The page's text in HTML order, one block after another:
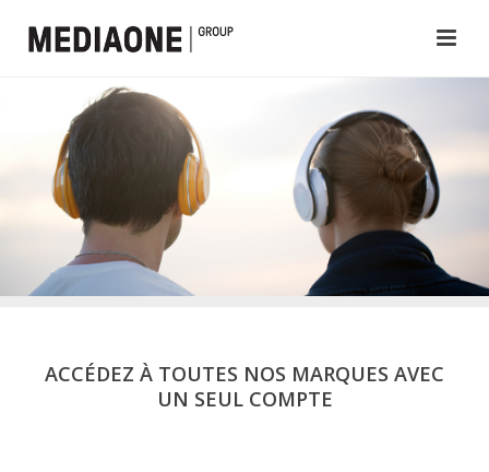
ACCÉDEZ À TOUTES NOS MARQUES AVEC
UN SEUL COMPTE